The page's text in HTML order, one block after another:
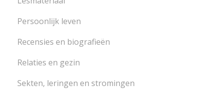
Persoonlijk leven
Recensies en biografieën
Relaties en gezin
Sekten, leringen en stromingen